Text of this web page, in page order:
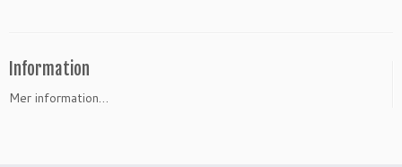
Information
Mer information…